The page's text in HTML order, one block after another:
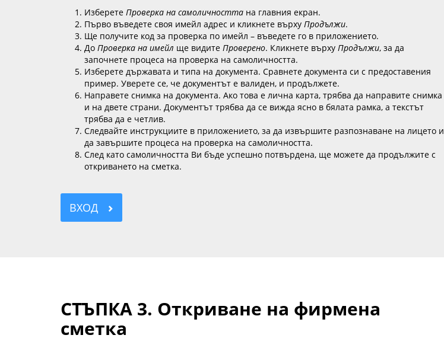
Изберете Проверка на самоличността на главния екран.
Първо въведете своя имейл адрес и кликнете върху Продължи.
Ще получите код за проверка по имейл – въведете го в приложението.
До Проверка на имейл ще видите Проверено. Кликнете върху Продължи, за да
започнете процеса на проверка на самоличността.
Изберете държавата и типа на документа. Сравнете документа си с предоставения
пример. Уверете се, че документът е валиден, и продължете.
Направете снимка на документа. Ако това е лична карта, трябва да направите снимка
и на двете страни. Документът трябва да се вижда ясно в бялата рамка, а текстът
трябва да е четлив.
Следвайте инструкциите в приложението, за да извършите разпознаване на лицето и
да завършите процеса на проверка на самоличността.
След като самоличността Ви бъде успешно потвърдена, ще можете да продължите с
откриването на сметка.
ВХОД
СТЪПКА 3. Откриване на фирмена
сметка